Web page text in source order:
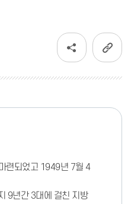
련되었고 1949년 7월 4
9년간 3대에 걸친 지방